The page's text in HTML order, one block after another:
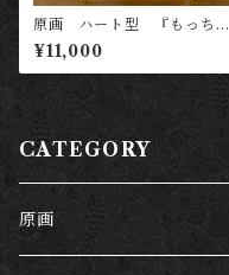
原画 ハート型 『もっちも
ち福猫（紫）』
¥11,000
CATEGORY
原画